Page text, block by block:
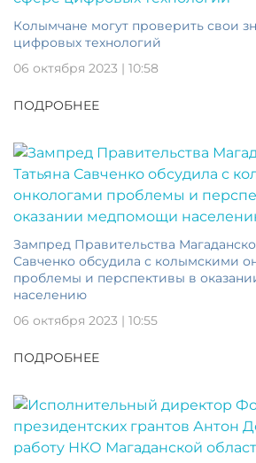
Колымчане могут проверить свои
цифровых технологий
06 октября 2023 | 10:58
ПОДРОБНЕЕ
Зампред Правительства
Савченко обсудила с колымскими
проблемы и перспективы в
населению
06 октября 2023 | 10:55
ПОДРОБНЕЕ